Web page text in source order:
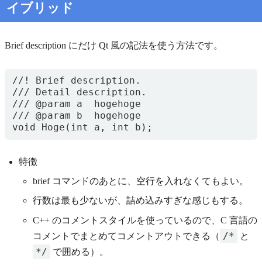
イブリッド
Brief description にだけ Qt 風の記法を使う方法です。
//! Brief description.
/// Detail description.
/// @param a  hogehoge
/// @param b  hogehoge
特徴
brief コマンドのあとに、空行を入れなくてもよい。
行数は最も少ないが、詰め込みすぎな感じもする。
C++ のコメントスタイルを使っているので、C 言語の
コメントでまとめてコメントアウトできる（ /* と
*/ で囲める）。